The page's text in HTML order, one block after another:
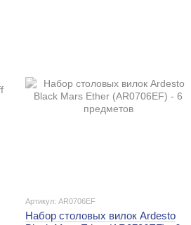
Артикул: AR0706EF
Набор столовых вилок Ardesto